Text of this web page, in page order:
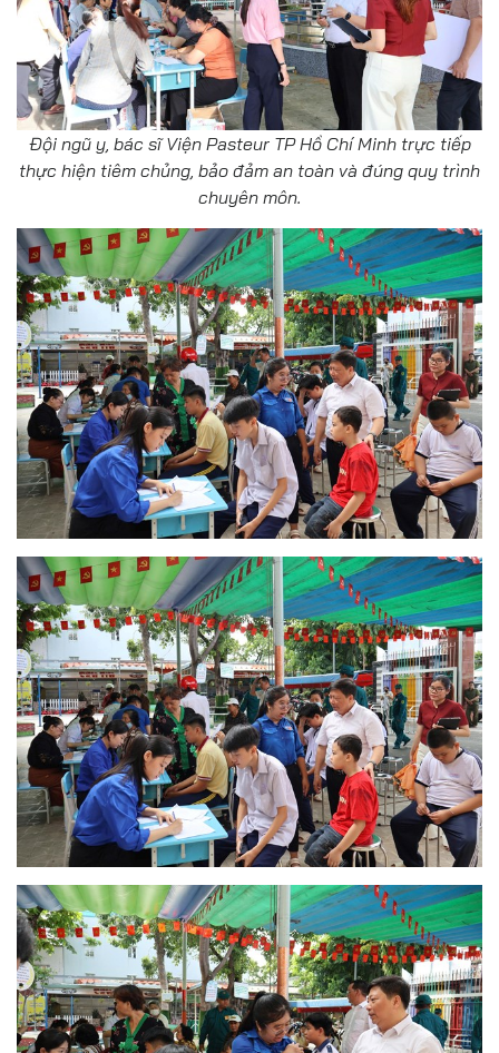
Đội ngũ y, bác sĩ Viện Pasteur TP Hồ Chí Minh trực tiếp
thực hiện tiêm chủng, bảo đảm an toàn và đúng quy trình
chuyên môn.